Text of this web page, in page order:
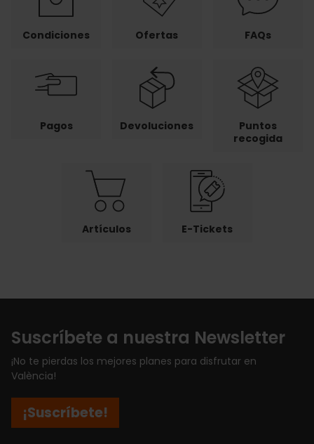
Condiciones Ofertas FAQs
Pagos Devoluciones
Puntos
recogida
Artículos E-Tickets
Suscríbete a nuestra Newsletter
¡No te pierdas los mejores planes para disfrutar en
València!
¡Suscríbete!